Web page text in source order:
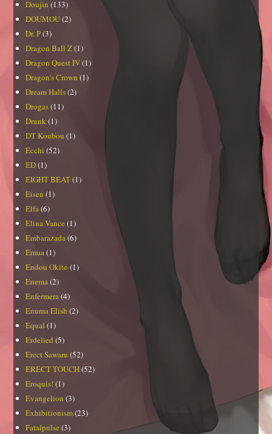
Doujin (133)
DOUMOU(2)
Dr. P(3)
Dragon Ball Z(1)
Dragon Quest IV(1)
Dragon's Crown (1)
Dream Halls(2)
Drogas(11)
Drunk (1)
DT Koubou (1)
Ecchi (52)
ED(1)
EIGHT BEAT(1)
Eisen (1)
Elfa(6)
Elina Vance (1)
Embarazada(6)
Emua(1)
Endou Okito (1)
Enema(2)
Enfermera(4)
Enuma Elish (2)
Equal (1)
Erdelied (5)
Erect Sawaru (52)
ERECT TOUCH(52)
Eroquis! (1)
Evangelion (3)
Exhibitionism(23)
Fatalpulse (3)